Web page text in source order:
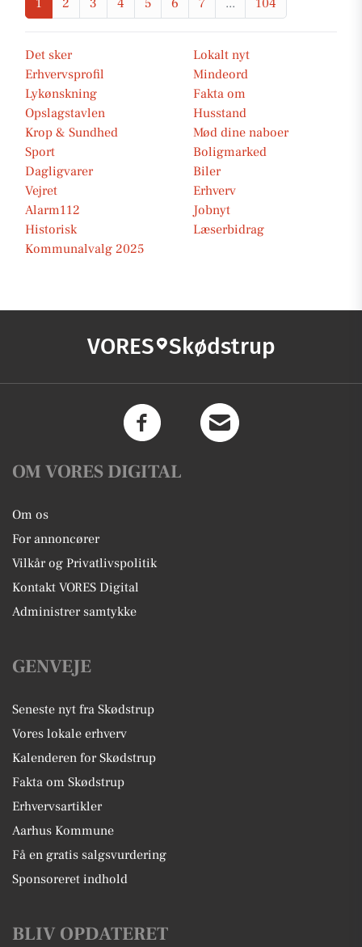
1 2 3 4 5 6 7 ... 104
Det sker
Lokalt nyt
Erhvervsprofil
Mindeord
Lykønskning
Fakta om
Opslagstavlen
Husstand
Krop & Sundhed
Mød dine naboer
Sport
Boligmarked
Dagligvarer
Biler
Vejret
Erhverv
Alarm112
Jobnyt
Historisk
Læserbidrag
Kommunalvalg 2025
VORES Skødstrup
OM VORES DIGITAL
Om os
For annoncører
Vilkår og Privatlivspolitik
Kontakt VORES Digital
Administrer samtykke
GENVEJE
Seneste nyt fra Skødstrup
Vores lokale erhverv
Kalenderen for Skødstrup
Fakta om Skødstrup
Erhvervsartikler
Aarhus Kommune
Få en gratis salgsvurdering
Sponsoreret indhold
BLIV OPDATERET